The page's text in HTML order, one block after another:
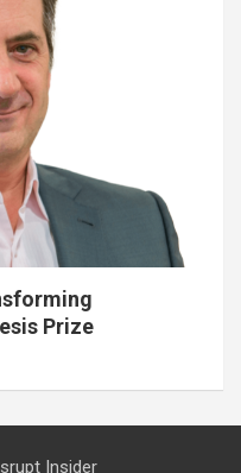
Prize
Insider